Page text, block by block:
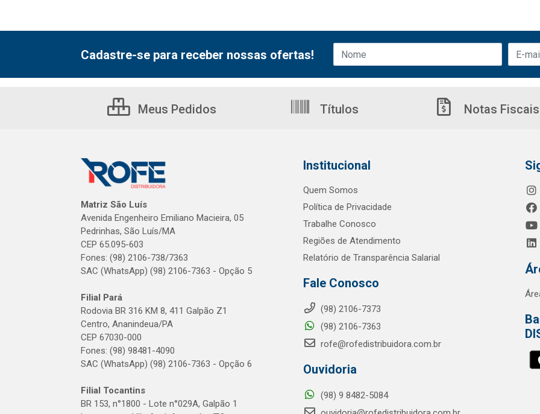
Cadastre-se para receber nossas ofertas!
Meus Pedidos Títulos Notas Fiscais
Matriz São Luís
Avenida Engenheiro Emiliano Macieira, 05
Pedrinhas, São Luís/MA
CEP 65.095-603
Fones: (98) 2106-738/7363
SAC (WhatsApp) (98) 2106-7363 - Opção 5
Filial Pará
Rodovia BR 316 KM 8, 411 Galpão Z1
Centro, Ananindeua/PA
CEP 67030-000
Fones: (98) 98481-4090
SAC (WhatsApp) (98) 2106-7363 - Opção 6
Filial Tocantins
BR 153, n°1800 - Lote n°029A, Galpão 1
Institucional
Quem Somos
Política de Privacidade
Trabalhe Conosco
Regiões de Atendimento
Relatório de Transparência Salarial
Fale Conosco
(98) 2106-7373
(98) 2106-7363
rofe@rofedistribuidora.com.br
Ouvidoria
(98) 9 8482-5084